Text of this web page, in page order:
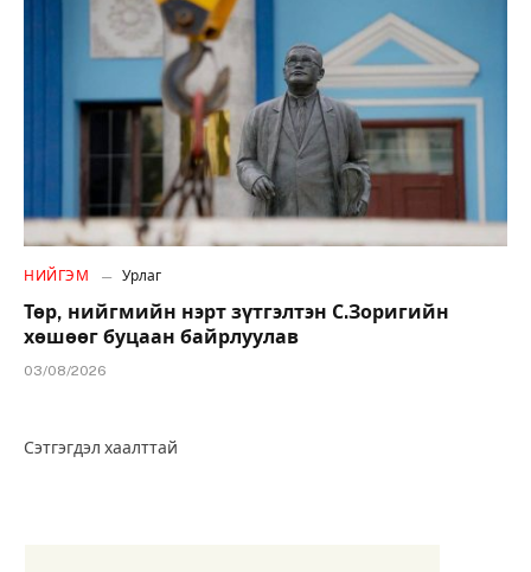
НИЙГЭМ Урлаг
Төр, нийгмийн нэрт зүтгэлтэн С.Зоригийн
хөшөөг буцаан байрлуулав
03/08/2026
Сэтгэгдэл хаалттай